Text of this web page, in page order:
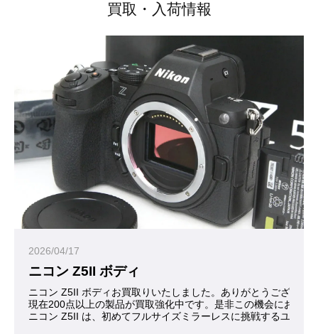
買取・入荷情報
2026/04/17
ニコン Z5II ボディ
ニコン Z5II ボディお買取りいたしました。ありがとうございま
現在200点以上の製品が買取強化中です。是非この機会にお問合
ニコン Z5II は、初めてフルサイズミラーレスに挑戦するユー